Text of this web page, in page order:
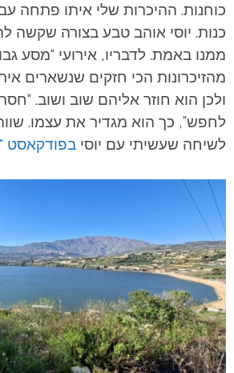
כוחנות. ההיכרות שלי איתו פתחה
כנות. יוסי אוהב טבע בצורה שקשה
ממנו באמת. לדבריו, אירועי “מסע
מהזיכרונות הכי חזקים שנשארים
ולכן הוא חוזר אליהם שוב ושוב.
לחפש”, כך הוא מגדיר את עצמו.
לשיחה שעשיתי עם יוסי בפודקאסט